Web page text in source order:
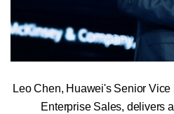
Leo Chen, Huawei's Senior
Enterprise Sales, delivers